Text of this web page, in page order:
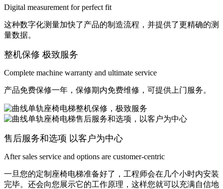
Digital measurement for perfect fit
这种数字化测量加快了产品的制造流程，并提供了更精确的测
量数据。
整机保修 极致服务
Complete machine warranty and ultimate service
产品免费保修一年，保修期内免费维修，可提供上门服务。
售后服务和选项 以客户为中心
After sales service and options are customer-centric
一旦您的定制座椅电梯准备好了，工程师会在几个小时内安装
完毕。还会向您展示它的工作原理，这样您就可以充满自信地